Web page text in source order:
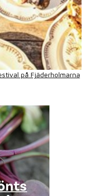
på Fjäderholmarna